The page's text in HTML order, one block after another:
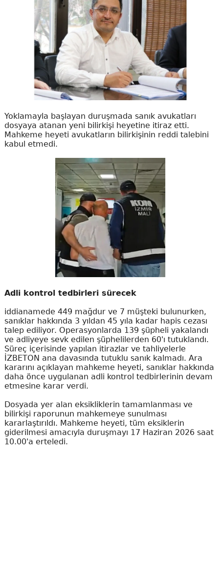
Yoklamayla başlayan duruşmada sanık avukatları
dosyaya atanan yeni bilirkişi heyetine itiraz etti.
Mahkeme heyeti avukatların bilirkişinin reddi talebini
kabul etmedi.
Adli kontrol tedbirleri sürecek
iddianamede 449 mağdur ve 7 müşteki bulunurken,
sanıklar hakkında 3 yıldan 45 yıla kadar hapis cezası
talep ediliyor. Operasyonlarda 139 şüpheli yakalandı
ve adliyeye sevk edilen şüphelilerden 60'ı tutuklandı.
Süreç içerisinde yapılan itirazlar ve tahliyelerle
İZBETON ana davasında tutuklu sanık kalmadı. Ara
kararını açıklayan mahkeme heyeti, sanıklar hakkında
daha önce uygulanan adli kontrol tedbirlerinin devam
etmesine karar verdi.
Dosyada yer alan eksikliklerin tamamlanması ve
bilirkişi raporunun mahkemeye sunulması
kararlaştırıldı. Mahkeme heyeti, tüm eksiklerin
giderilmesi amacıyla duruşmayı 17 Haziran 2026 saat
10.00'a erteledi.